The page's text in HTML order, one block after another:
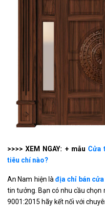
>>>> XEM NGAY: + mẫu Cửa
tiêu chí nào?
An Nam hiện làđịa chỉ bán
tin tưởng. Bạn có nhu cầu chọn
9001:2015 hãy kết nối với